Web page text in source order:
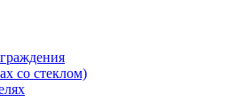
со стеклом)